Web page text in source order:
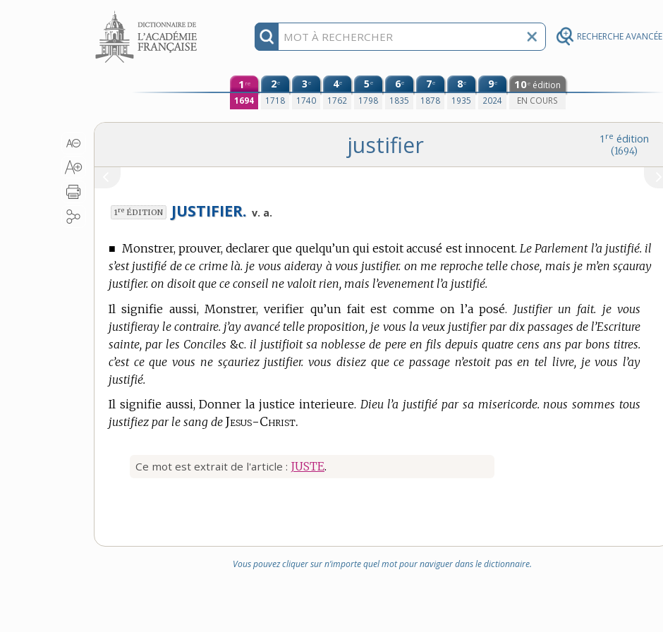
RECHERCHE AVANCÉE
Aller au contenu
1 re
1694
2e
1718
3e
1740
4e
1762
5e
1798
6e
1835
7e
1878
8e
1935
9e
2024
10e édition
EN COURS
1 re édition
(1694)
justifier
1re ÉDITION JUSTIFIER. v. a.
■ Monstrer, prouver, declarer que quelqu’un qui estoit accusé est innocent. Le Parlement l’a justifié. il
s’est justifié de ce crime là. je vous aideray à vous justifier. on me reproche telle chose, mais je m’en sçauray
justifier. on disoit que ce conseil ne valoit rien, mais l’evenement l’a justifié.
Il signifie aussi, Monstrer, verifier qu’un fait est comme on l’a posé. Justifier un fait. je vous
justifieray le contraire. j’ay avancé telle proposition, je vous la veux justifier par dix passages de l’Escriture
sainte, par les Conciles &c. il justifioit sa noblesse de pere en fils depuis quatre cens ans par bons titres.
c’est ce que vous ne sçauriez justifier. vous disiez que ce passage n’estoit pas en tel livre, je vous l’ay
justifié.
Il signifie aussi, Donner la justice interieure. Dieu l’a justifié par sa misericorde. nous sommes tous
justifiez par le sang de Jesus-Christ.
Ce mot est extrait de l'article : JUSTE.
Vous pouvez cliquer sur n’importe quel mot pour naviguer dans le dictionnaire.